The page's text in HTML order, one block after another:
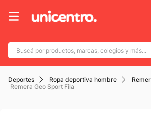
Buscá por productos, marcas,
Deportes Ropa deportiva hombre
Remera Geo Sport Fila
Términos más buscados
1. adidas